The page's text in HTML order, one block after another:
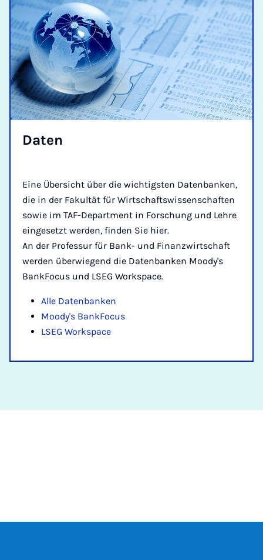
Da­ten
Eine Übersicht über die wichtigsten Datenbanken,
die in der Fakultät für Wirtschaftswissenschaften
sowie im TAF-Department in Forschung und Lehre
eingesetzt werden, finden Sie hier.
An der Professur für Bank- und Finanzwirtschaft
werden überwiegend die Datenbanken Moody's
BankFocus und LSEG Workspace.
Alle Datenbanken
Moody's BankFocus
LSEG Workspace